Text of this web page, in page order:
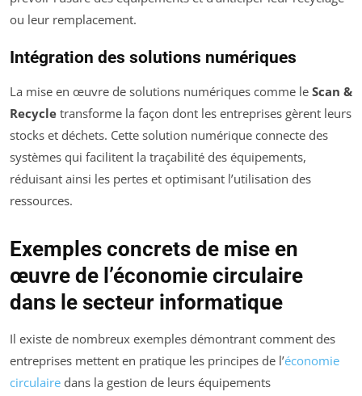
ou leur remplacement.
Intégration des solutions numériques
La mise en œuvre de solutions numériques comme le Scan &
Recycle transforme la façon dont les entreprises gèrent leurs
stocks et déchets. Cette solution numérique connecte des
systèmes qui facilitent la traçabilité des équipements,
réduisant ainsi les pertes et optimisant l’utilisation des
ressources.
Exemples concrets de mise en
œuvre de l’économie circulaire
dans le secteur informatique
Il existe de nombreux exemples démontrant comment des
entreprises mettent en pratique les principes de l’économie
circulaire dans la gestion de leurs équipements